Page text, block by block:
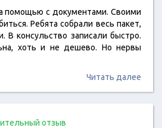
помощью с документами. Своими
Ребята собрали весь пакет,
В консульство записали быстро.
хоть и не дешево. Но нервы
Читать далее
отзыв